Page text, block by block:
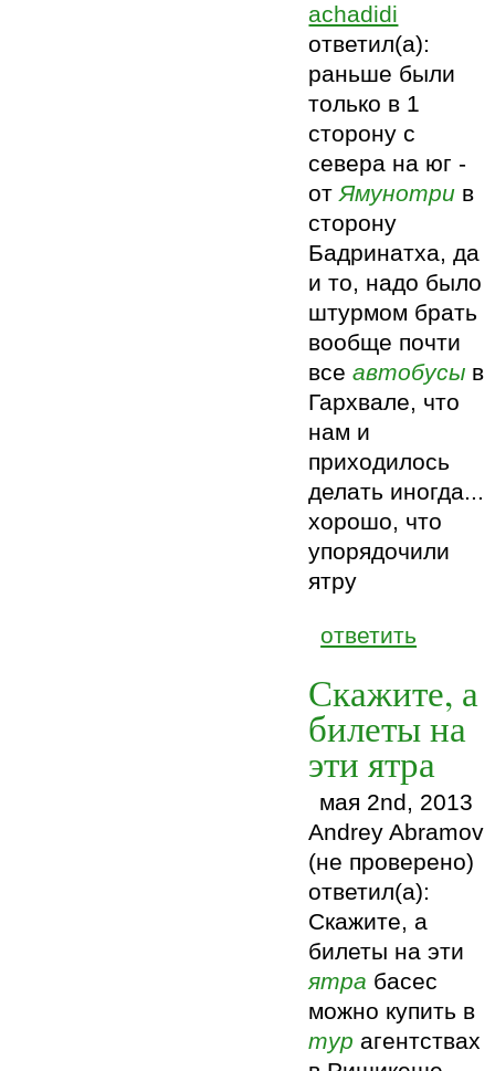
achadidi
ответил(а):
раньше были
только в 1
сторону с
севера на юг -
отЯмунотри в
сторону
Бадринатха, да
и то, надо было
штурмом брать
вообще почти
всеавтобусы в
Гархвале, что
нам и
приходилось
делать иногда...
хорошо, что
упорядочили
ятру
ответить
Скажите, а
билеты на
эти ятра
мая 2nd, 2013
Andrey Abramov
(не проверено)
ответил(а):
Скажите, а
билеты на эти
ятра басес
можно купить в
тур агентствах